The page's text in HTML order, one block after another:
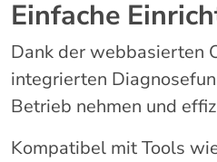
Einfache
Dank der webbasierten
integrierten
Betrieb nehmen und
Kompatibel mit Tools